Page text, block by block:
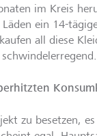
im Kreis
ein 14-
all diese
zu besetzen,